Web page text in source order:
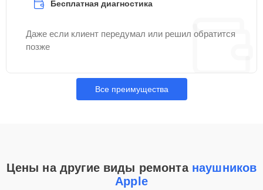
Бесплатная диагностика
Даже если клиент передумал или решил обратится
позже
Все преимущества
Цены на другие виды ремонта наушников
Apple